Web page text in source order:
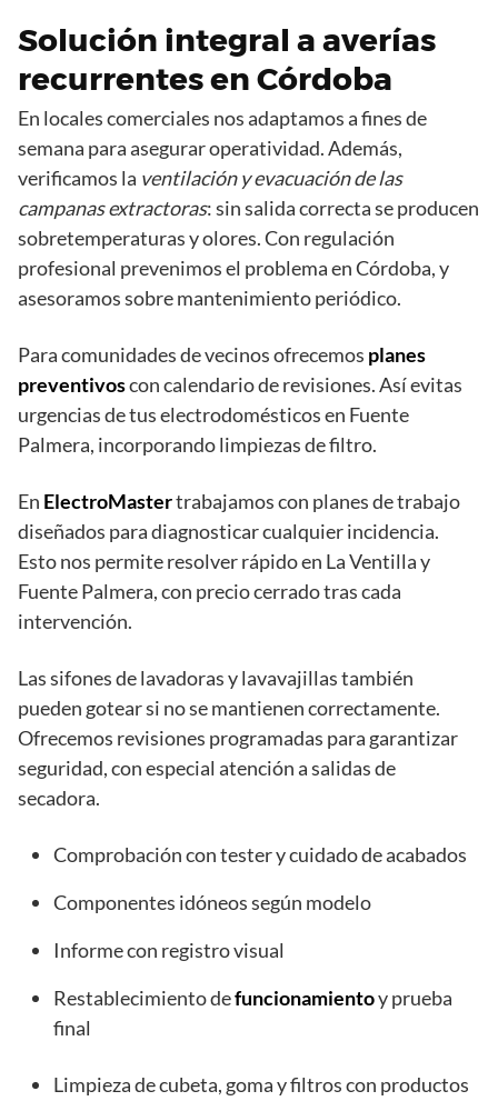
Solución integral a averías
recurrentes en Córdoba
En locales comerciales nos adaptamos a fines de
semana para asegurar operatividad. Además,
verificamos la ventilación y evacuación de las
campanas extractoras: sin salida correcta se producen
sobretemperaturas y olores. Con regulación
profesional prevenimos el problema en Córdoba, y
asesoramos sobre mantenimiento periódico.
Para comunidades de vecinos ofrecemos planes
preventivoscon calendario de revisiones. Así evitas
urgencias de tus electrodomésticos en Fuente
Palmera, incorporando limpiezas de filtro.
En ElectroMastertrabajamos con planes de trabajo
diseñados para diagnosticar cualquier incidencia.
Esto nos permite resolver rápido en La Ventilla y
Fuente Palmera, con precio cerrado tras cada
intervención.
Las sifones de lavadoras y lavavajillas también
pueden gotear si no se mantienen correctamente.
Ofrecemos revisiones programadas para garantizar
seguridad, con especial atención a salidas de
secadora.
Comprobación con tester y cuidado de acabados
Componentes idóneos según modelo
Informe con registro visual
Restablecimiento defuncionamientoy prueba
final
Limpieza de cubeta, goma y filtros con productos